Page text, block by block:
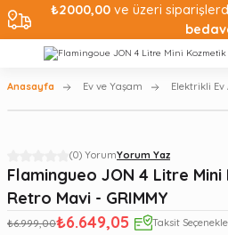
₺2000,00ve üzeri
Anasayfa Ev ve Yaşam Elektrikli Ev
(0) YorumYorum Yaz
Flamingueo JON 4 Litre
Retro Mavi - GRIMMY
₺6.999,00₺6.649,05 Taksit